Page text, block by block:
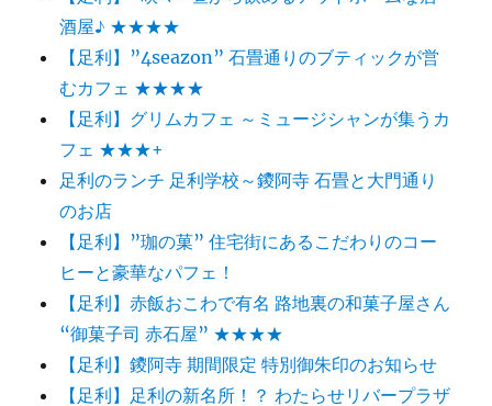
酒屋♪ ★★★★
【足利】”4seazon” 石畳通りのブティックが営
むカフェ ★★★★
【足利】グリムカフェ ～ミュージシャンが集うカ
フェ ★★★+
足利のランチ 足利学校～鑁阿寺 石畳と大門通り
のお店
【足利】”珈の菓” 住宅街にあるこだわりのコー
ヒーと豪華なパフェ！
【足利】赤飯おこわで有名 路地裏の和菓子屋さん
“御菓子司 赤石屋” ★★★★
【足利】鑁阿寺 期間限定 特別御朱印のお知らせ
【足利】足利の新名所！？ わたらせリバープラザ